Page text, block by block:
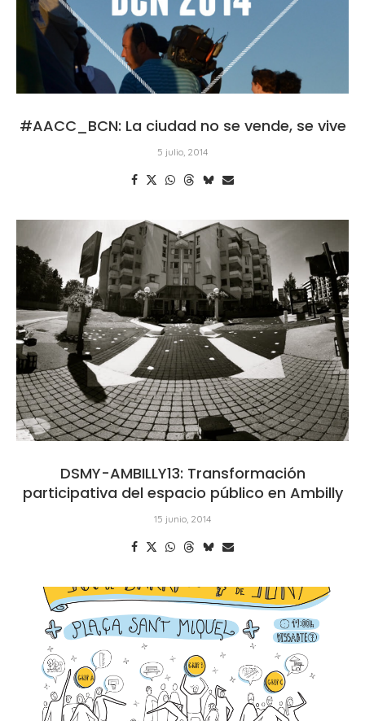
#AACC_BCN: La ciudad no se vende, se vive
5 julio, 2014
DSMY-AMBILLY13: Transformación
participativa del espacio público en Ambilly
15 junio, 2014